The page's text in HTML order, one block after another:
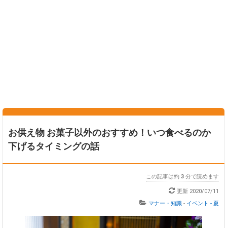
お供え物 お菓子以外のおすすめ！いつ食べるのか
下げるタイミングの話
この記事は約 3 分で読めます
更新 2020/07/11
マナー・知識 - イベント - 夏